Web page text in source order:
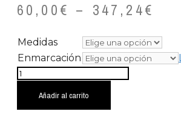
60,00€ – 347,24€
Medidas
Enmarcación
Mina
Añadir al carrito